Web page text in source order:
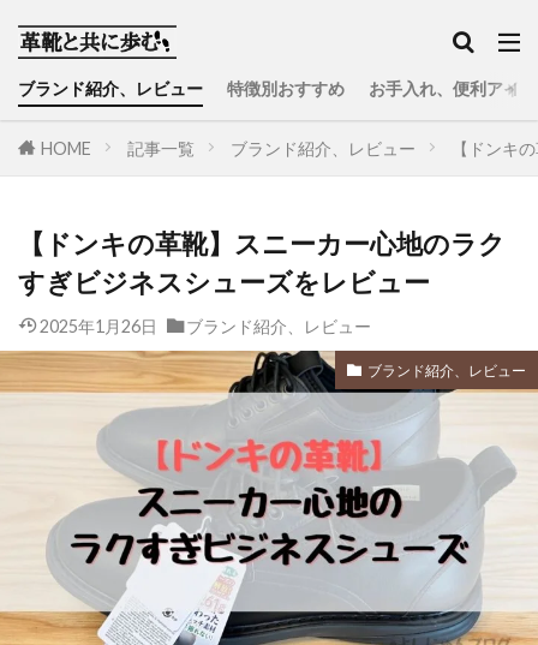
ブランド紹介、レビュー 特徴別おすすめ お手入れ、便利アイ
HOME 記事一覧 ブランド紹介、レビュー 【ドンキ
【ドンキの革靴】スニーカー心地のラク
すぎビジネスシューズをレビュー
2025年1月26日 ブランド紹介、レビュー
ブランド紹介、レビュー